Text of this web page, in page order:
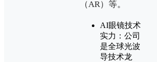
（AR）等。
AI眼镜技术
实力：公司
是全球光波
导技术龙